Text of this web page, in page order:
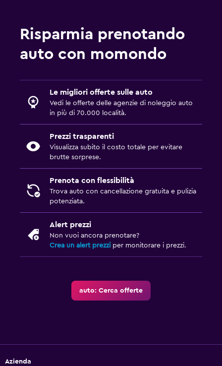
Risparmia prenotando
auto con momondo
Le migliori offerte sulle auto
Vedi le offerte delle agenzie di noleggio auto
in più di 70.000 località.
Prezzi trasparenti
Visualizza subito il costo totale per evitare
brutte sorprese.
Prenota con flessibilità
Trova auto con cancellazione gratuita e pulizia
potenziata.
Alert prezzi
Non vuoi ancora prenotare?
Crea un alert prezzi per monitorare i prezzi.
auto: Cerca offerte
Azienda